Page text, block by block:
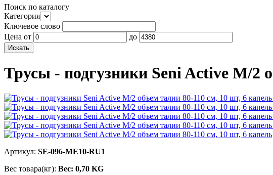
Поиск по каталогу
Категория
Ключевое слово
Цена от до
Трусы - подгузники Seni Active M/2
Артикул: SE-096-ME10-RU1
Вес товара(кг): Вес: 0,70 KG